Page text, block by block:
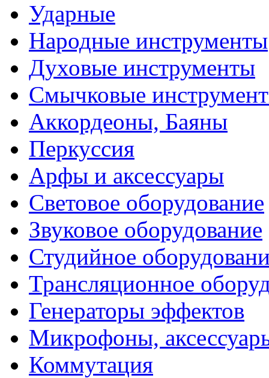
Ударные
Народные инструменты
Духовые инструменты
Смычковые
Аккордеоны, Баяны
Перкуссия
Арфы и аксессуары
Световое оборудование
Звуковое оборудование
Студийное
Трансляционное
Генераторы эффектов
Микрофоны,
Коммутация